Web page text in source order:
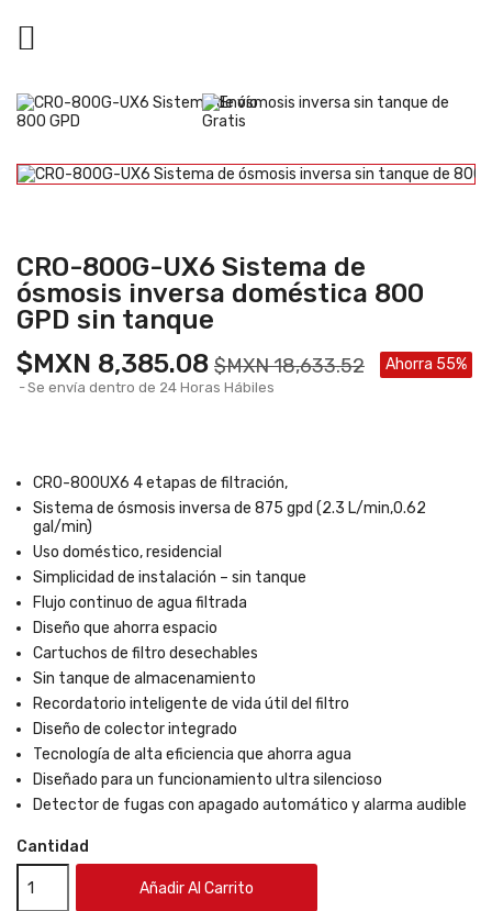

CRO-800G-UX6 Sistema de
ósmosis inversa doméstica 800
GPD sin tanque
$MXN 8,385.08 $MXN 18,633.52 Ahorra 55%
Se envía dentro de 24 Horas Hábiles
CRO-800UX6 4 etapas de filtración,
Sistema de ósmosis inversa de 875 gpd (2.3 L/min,0.62
gal/min)
Uso doméstico, residencial
Simplicidad de instalación – sin tanque
Flujo continuo de agua filtrada
Diseño que ahorra espacio
Cartuchos de filtro desechables
Sin tanque de almacenamiento
Recordatorio inteligente de vida útil del filtro
Diseño de colector integrado
Tecnología de alta eficiencia que ahorra agua
Diseñado para un funcionamiento ultra silencioso
Detector de fugas con apagado automático y alarma audible
Cantidad
Añadir Al Carrito